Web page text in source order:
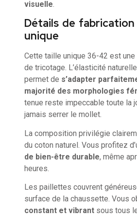
visuelle.
Détails de
unique
Cette taille unique 36-42 est
de tricotage. L’élasticité
permet de s’adapter
majorité des morphologies
tenue reste impeccable toute la
jamais serrer le mollet.
La composition privilégie
du coton naturel. Vous profitez
de bien-être durable, même
heures.
Les paillettes couvrent
surface de la chaussette. Vous
constant et vibrant sous tous